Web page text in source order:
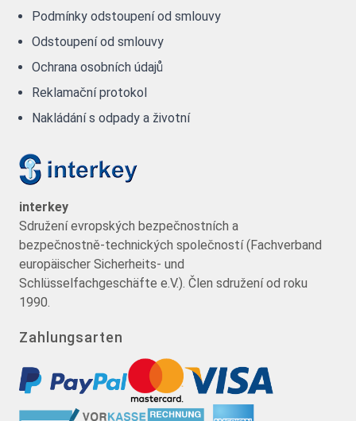
Podmínky odstoupení od smlouvy
Odstoupení od smlouvy
Ochrana osobních údajů
Reklamační protokol
Nakládání s odpady a životní
interkey
Sdružení evropských bezpečnostních a
bezpečnostně-technických společností (Fachverband
europäischer Sicherheits- und
Schlüsselfachgeschäfte e.V.). Člen sdružení od roku
1990.
Zahlungsarten